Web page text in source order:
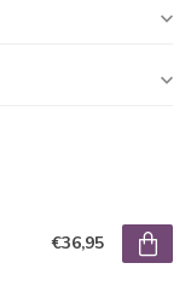
€36,95